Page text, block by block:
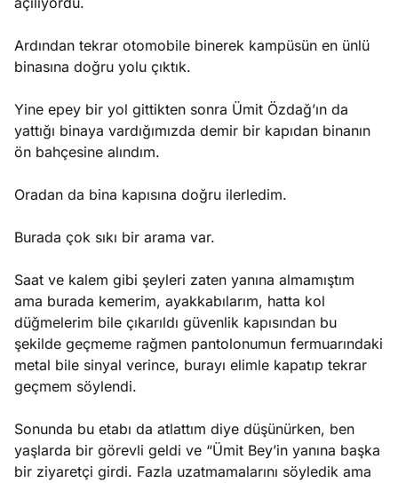
Ardından tekrar otomobile binerek kampüsün en ünlü
binasına doğru yolu çıktık.
Yine epey bir yol gittikten sonra Ümit Özdağ’ın da
yattığı binaya vardığımızda demir bir kapıdan binanın
ön bahçesine alındım.
Oradan da bina kapısına doğru ilerledim.
Burada çok sıkı bir arama var.
Saat ve kalem gibi şeyleri zaten yanına almamıştım
ama burada kemerim, ayakkabılarım, hatta kol
düğmelerim bile çıkarıldı güvenlik kapısından bu
şekilde geçmeme rağmen pantolonumun fermuarındaki
metal bile sinyal verince, burayı elimle kapatıp tekrar
geçmem söylendi.
Sonunda bu etabı da atlattım diye düşünürken, ben
yaşlarda bir görevli geldi ve “Ümit Bey’in yanına başka
bir ziyaretçi girdi. Fazla uzatmamalarını söyledik ama